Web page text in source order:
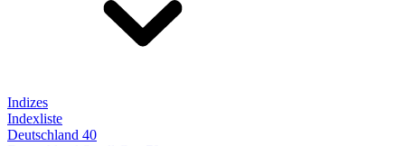
Indizes
Indexliste
Deutschland 40